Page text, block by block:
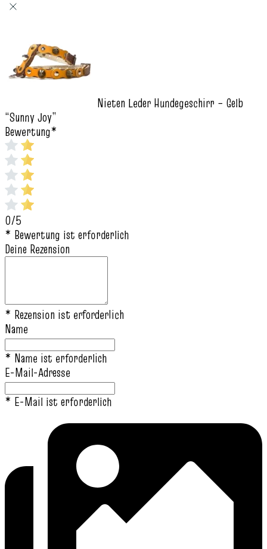
Nieten Leder Hundegeschirr – Gelb
“Sunny Joy”
Bewertung*
0/5
* Bewertung ist erforderlich
Deine Rezension
* Rezension ist erforderlich
Name
* Name ist erforderlich
E-Mail-Adresse
* E-Mail ist erforderlich